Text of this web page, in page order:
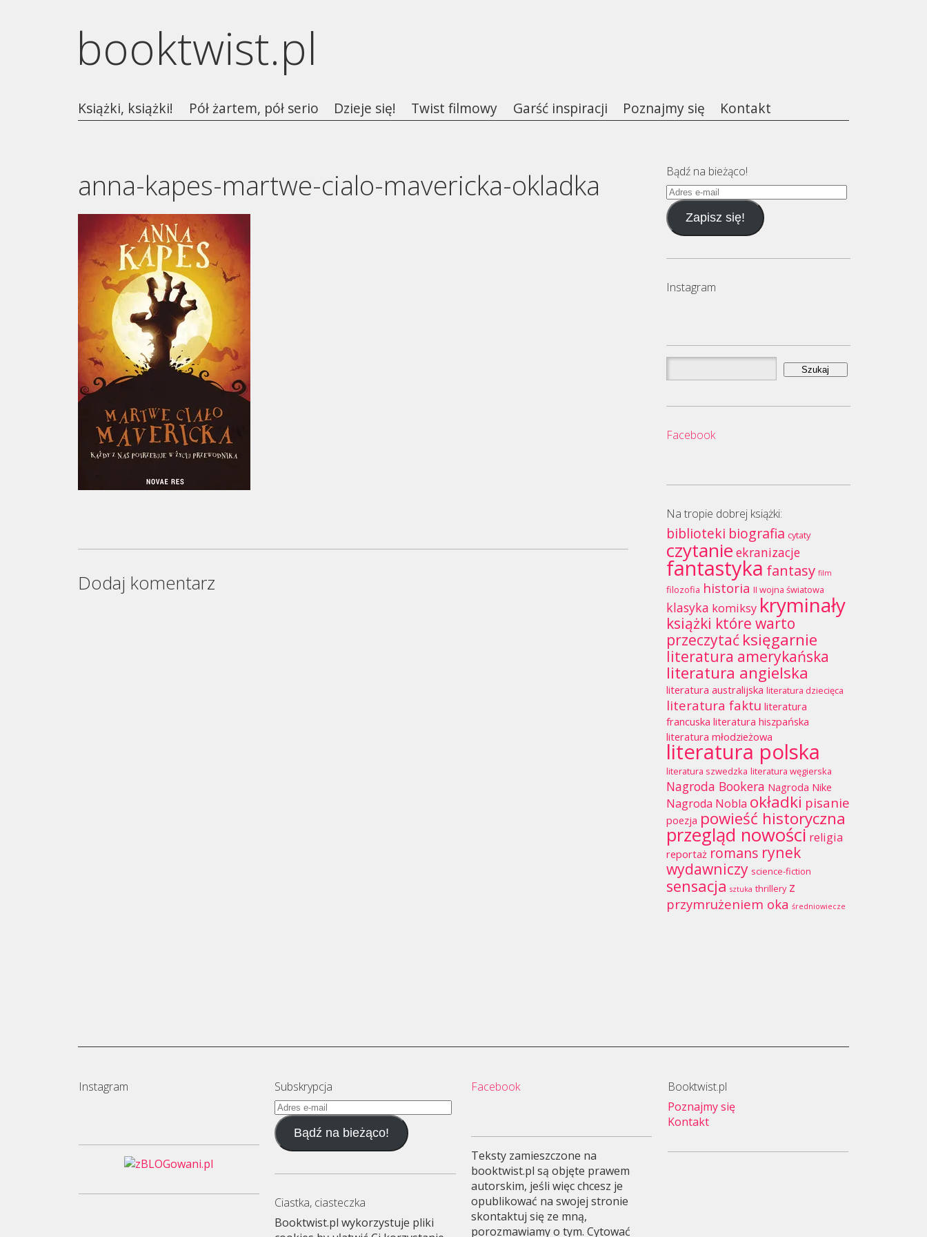
booktwist.pl
Książki, książki! Pół żartem, pół serio Dzieje się! Twist filmowy Garść inspiracji Poznajmy się Kontakt
anna-kapes-martwe-cialo-mavericka-okladka
Dodaj komentarz
Bądź na bieżąco!
Adres
e-
mailZapisz się!
Instagram
Szukaj:
Facebook
Na tropie dobrej książki:
biblioteki biografia cytaty
czytanie ekranizacje
fantastyka fantasy film
filozofia historia II wojna światowa
klasyka komiksy kryminały
książki które warto
przeczytać księgarnie
literatura amerykańska
literatura angielska
literatura australijska literatura dziecięca
literatura faktu literatura
francuska literatura hiszpańska
literatura młodzieżowa
literatura polska
literatura szwedzka literatura węgierska
Nagroda Bookera Nagroda Nike
Nagroda Nobla okładki pisanie
poezja powieść historyczna
przegląd nowości religia
reportaż romans rynek
wydawniczy science-fiction
sensacja sztuka thrillery z
przymrużeniem oka średniowiecze
Instagram
Subskrypcja
Adres
e-
mailBądź na bieżąco!
Ciastka, ciasteczka
Booktwist.pl wykorzystuje pliki
Facebook
Teksty zamieszczone na
booktwist.pl są objęte prawem
autorskim, jeśli więc chcesz je
opublikować na swojej stronie
skontaktuj się ze mną,
porozmawiamy o tym. Cytować
Booktwist.pl
Poznajmy się
Kontakt